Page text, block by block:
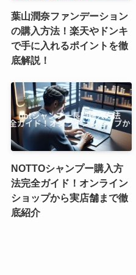
葉山潤奈ファンデーション
の購入方法！楽天やドンキ
で手に入れるポイントを徹
底解説！
NOTTOシャンプー購入方
法完全ガイド！オンライン
ショップから実店舗まで徹
底紹介